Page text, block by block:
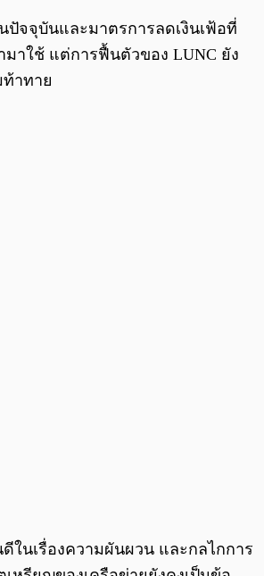
ปัจจุบันและมาตรการลดเงินเฟ้อที่
มาใช้ แต่การฟื้นตัวของ LUNC ยัง
ท้าทาย
ในเรื่องความผันผวน และกลไกการ